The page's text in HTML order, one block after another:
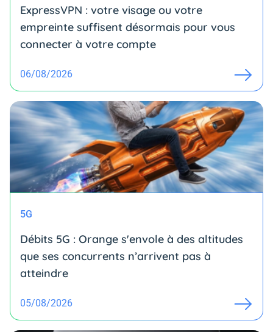
ExpressVPN : votre visage ou votre
empreinte suffisent désormais pour vous
connecter à votre compte
06/08/2026
5G
Débits 5G : Orange s'envole à des altitudes
que ses concurrents n’arrivent pas à
atteindre
05/08/2026